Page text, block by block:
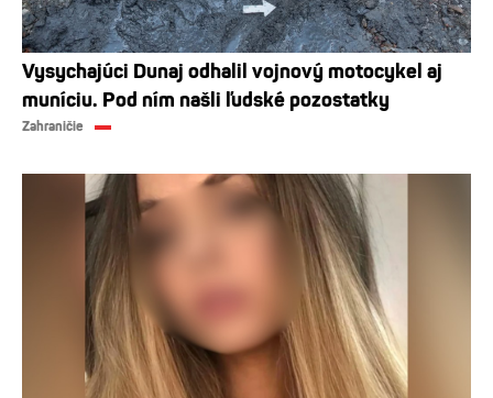
Vysychajúci Dunaj odhalil vojnový motocykel aj
muníciu. Pod ním našli ľudské pozostatky
Zahraničie